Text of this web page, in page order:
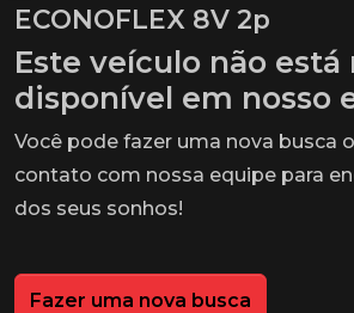
ECONOFLEX 8V 2p
Este veículo não está
disponível em nosso
Você pode fazer uma nova busca
contato com nossa equipe para
dos seus sonhos!
Fazer uma nova busca